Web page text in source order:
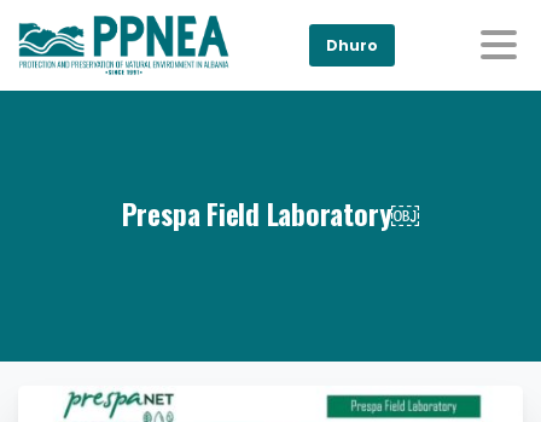
Dhuro
Prespa Field Laboratory￼